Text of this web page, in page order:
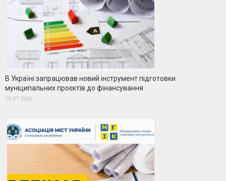
В Україні запрацював новий інструмент підготовки
муніципальних проєктів до фінансування
10.07.2026